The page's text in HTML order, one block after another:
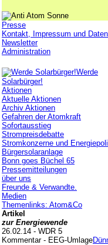
Presse
Kontakt, Impressum und
Newsletter
Administration
Werde
Solarbürger!
Aktionen
Aktuelle Aktionen
Archiv Aktionen
Gefahren der Atomkraft
Sofortausstieg
Strompreisdebatte
Stromkonzerne und
Bürgersolaranlage
Bonn goes Büchel 65
Pressemitteilungen
über uns
Freunde & Verwandte.
Medien
Themenlinks: Atom&Co
Artikel
zur Energiewende
26.02.14 - WDR 5
Kommentar - EEG-Umlage